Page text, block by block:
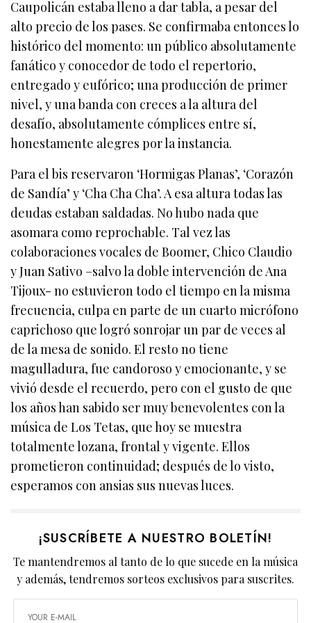
Caupolicán estaba lleno a dar tabla, a pesar del
alto precio de los pases. Se confirmaba entonces lo
histórico del momento: un público absolutamente
fanático y conocedor de todo el repertorio,
entregado y eufórico; una producción de primer
nivel, y una banda con creces a la altura del
desafío, absolutamente cómplices entre sí,
honestamente alegres por la instancia.
Para el bis reservaron ‘Hormigas Planas’, ‘Corazón
de Sandía’ y ‘Cha Cha Cha’. A esa altura todas las
deudas estaban saldadas. No hubo nada que
asomara como reprochable. Tal vez las
colaboraciones vocales de Boomer, Chico Claudio
y Juan Sativo –salvo la doble intervención de Ana
Tijoux- no estuvieron todo el tiempo en la misma
frecuencia, culpa en parte de un cuarto micrófono
caprichoso que logró sonrojar un par de veces al
de la mesa de sonido. El resto no tiene
magulladura, fue candoroso y emocionante, y se
vivió desde el recuerdo, pero con el gusto de que
los años han sabido ser muy benevolentes con la
música de Los Tetas, que hoy se muestra
totalmente lozana, frontal y vigente. Ellos
prometieron continuidad; después de lo visto,
esperamos con ansias sus nuevas luces.
¡SUSCRÍBETE A NUESTRO BOLETÍN!
Te mantendremos al tanto de lo que sucede en la música
y además, tendremos sorteos exclusivos para suscrites.